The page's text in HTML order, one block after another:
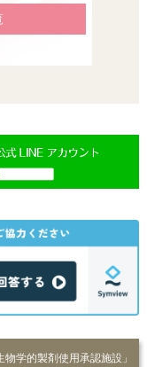
学的製剤使用承認施設」